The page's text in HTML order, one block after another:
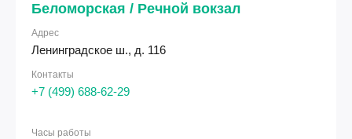
Беломорская / Речной вокзал
Адрес
Ленинградское ш., д. 116
Контакты
+7 (499) 688-62-29
Часы работы